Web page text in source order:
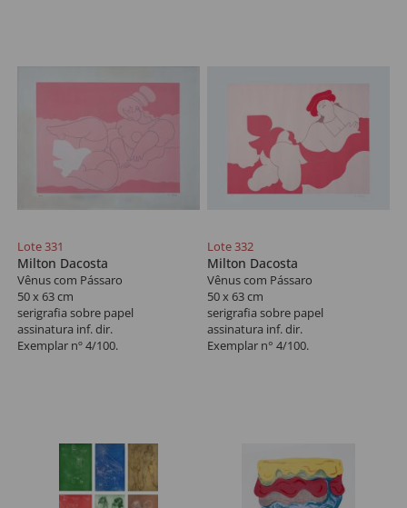
Lote 331
Milton Dacosta
Vênus com Pássaro
50 x 63 cm
serigrafia sobre papel
assinatura inf. dir.
Exemplar nº 4/100.
Lote 332
Milton Dacosta
Vênus com Pássaro
50 x 63 cm
serigrafia sobre papel
assinatura inf. dir.
Exemplar n° 4/100.